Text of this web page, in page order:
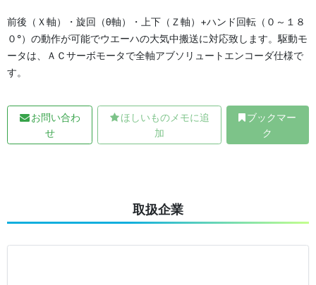
前後（Ｘ軸）・旋回（θ軸）・上下（Ｚ軸）+ハンド回転（０～１８
０°）の動作が可能でウエーハの大気中搬送に対応致します。駆動モ
ータは、ＡＣサーボモータで全軸アブソリュートエンコーダ仕様で
す。
お問い合わ
せ
ほしいものメモに追
加
ブックマー
ク
取扱企業